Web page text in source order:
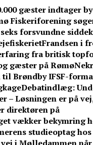
gæster indtager
Fiskeriforening
forsvundne
Frandsen i
fra britisk
gæster på Rømø
til Brøndby IFSF-
Debatindlæg:
Løsningen er på
direktøren på
vækker bekymring
studieoptag hos